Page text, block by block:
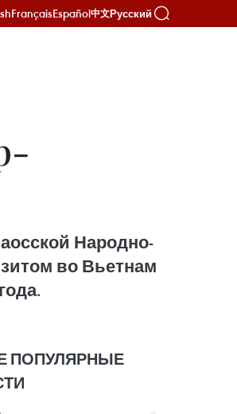
FrançaisEspañol中文Русский
Народно-
во Вьетнам
ПОПУЛЯРНЫЕ